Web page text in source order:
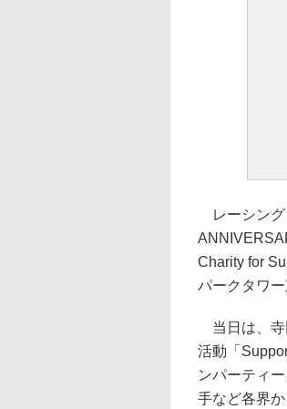
レーシング
Charity for
パークタワー
当日は、寺
活動「
ンパーティ
手など各界